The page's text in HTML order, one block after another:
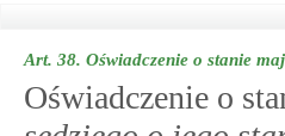
Art. 38. Oświadczenie o stanie
Oświadczenie o